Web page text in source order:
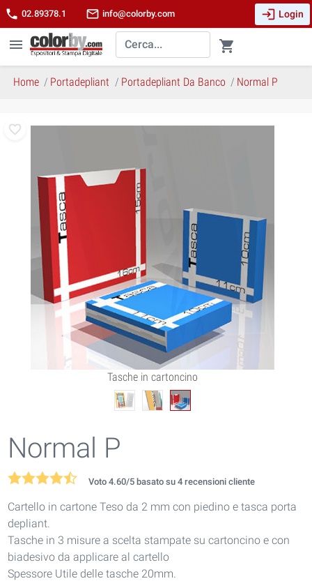
phone 02.89378.1 mail_outline info@colorby.com login Login
menu shopping_cart
Home Portadepliant Portadepliant Da Banco Normal P
Tasche in cartoncino
Normal P
Voto 4.60/5 basato su 4 recensioni cliente
Cartello in cartone Teso da 2 mm con piedino e tasca porta
depliant.
Tasche in 3 misure a scelta stampate su cartoncino e con
biadesivo da applicare al cartello
Spessore Utile delle tasche 20mm.